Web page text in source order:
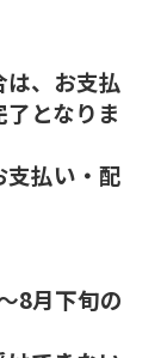
、お支払
となりま
払い・配
8月下旬の